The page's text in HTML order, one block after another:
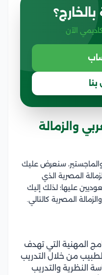
بالخارج؟
الآن
والزمالة
والماجستير، سنعرض عليك
المصرية الذي
عليها؛ لذلك إليك
المصرية كالتالي.
المهنية التي تهدف
من خلال التدريب
النظرية والتدريب